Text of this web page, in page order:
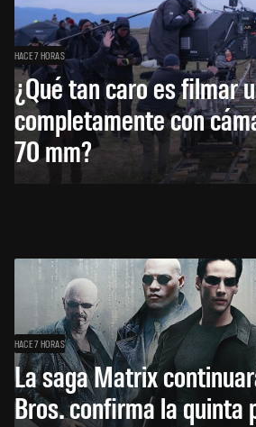
HACE 7 HORAS
¿Qué tan caro es filmar
completamente con
70 mm?
HACE 7 HORAS
La saga Matrix
Bros. confirma la quinta